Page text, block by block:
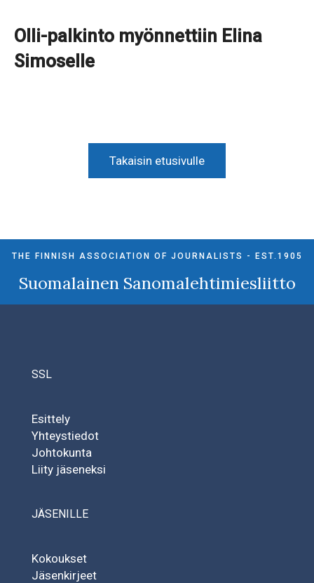
Olli-palkinto myönnettiin Elina
Simoselle
Takaisin etusivulle
THE FINNISH ASSOCIATION OF JOURNALISTS - EST.1905
Suomalainen Sanomalehtimiesliitto
SSL
Esittely
Yhteystiedot
Johtokunta
Liity jäseneksi
JÄSENILLE
Kokoukset
Jäsenkirjeet